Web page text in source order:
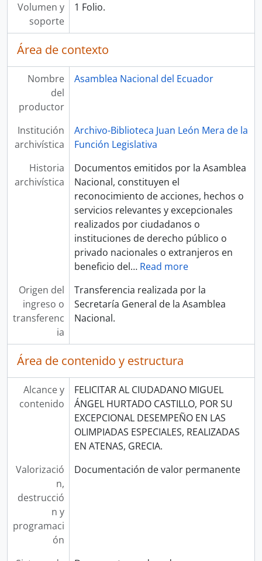
Volumen y
soporte
1 Folio.
Área de contexto
Nombre
del
productor
Asamblea Nacional del Ecuador
Institución
archivística
Archivo-Biblioteca Juan León Mera de la
Función Legislativa
Historia
archivística
Documentos emitidos por la Asamblea
Nacional, constituyen el
reconocimiento de acciones, hechos o
servicios relevantes y excepcionales
realizados por ciudadanos o
instituciones de derecho público o
privado nacionales o extranjeros en
beneficio del… Read more
Origen del
ingreso o
transferenc
ia
Transferencia realizada por la
Secretaría General de la Asamblea
Nacional.
Área de contenido y estructura
Alcance y
contenido
FELICITAR AL CIUDADANO MIGUEL
ÁNGEL HURTADO CASTILLO, POR SU
EXCEPCIONAL DESEMPEÑO EN LAS
OLIMPIADAS ESPECIALES, REALIZADAS
EN ATENAS, GRECIA.
Valorizació
n,
destrucció
n y
programaci
ón
Documentación de valor permanente